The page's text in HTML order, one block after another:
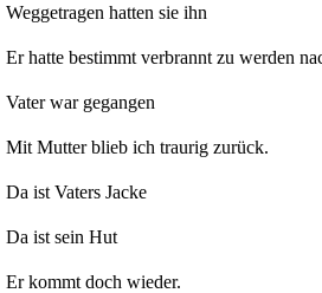
Weggetragen hatten sie ihn
Er hatte bestimmt verbrannt zu werden
Vater war gegangen
Mit Mutter blieb ich traurig zurück.
Da ist Vaters Jacke
Da ist sein Hut
Er kommt doch wieder.